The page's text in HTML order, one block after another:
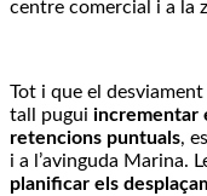
centre comercial i a la
Tot i que el
tall pugui incrementar
retencions puntuals,
i a l’avinguda Marina.
planificar els